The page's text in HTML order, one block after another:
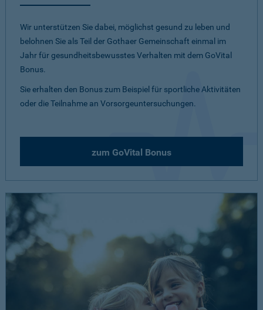
Wir unterstützen Sie dabei, möglichst gesund zu leben und
belohnen Sie als Teil der Gothaer Gemeinschaft einmal im
Jahr für gesundheitsbewusstes Verhalten mit dem GoVital
Bonus.
Sie erhalten den Bonus zum Beispiel für sportliche Aktivitäten
oder die Teilnahme an Vorsorgeuntersuchungen.
zum GoVital Bonus